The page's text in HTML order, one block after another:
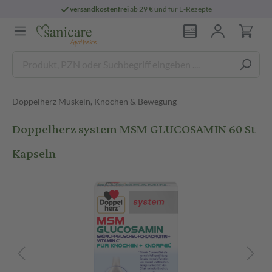
versandkostenfreiab 29 € und für E-Rezepte
Doppelherz Muskeln, Knochen & Bewegung
Doppelherz system MSM GLUCOSAMIN 60 St
Kapseln